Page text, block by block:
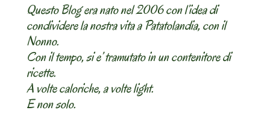
Questo Blog era nato nel 2006 con l’idea di
condividere la nostra vita a Patatolandia, con il
Nonno.
Con il tempo, si e’ tramutato in un contenitore di
ricette.
A volte caloriche, a volte light.
E non solo.